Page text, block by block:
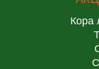
Кора